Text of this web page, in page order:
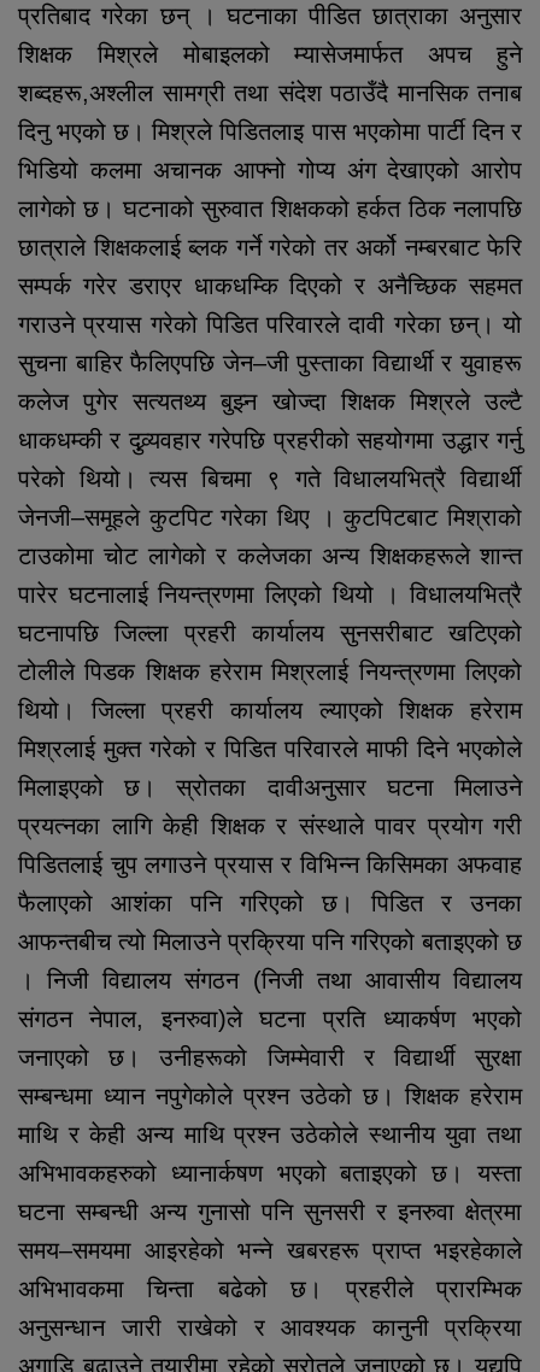
प्रतिबाद गरेका छन् । घटनाका पीडित छात्राका अनुसार
शिक्षक मिश्रले मोबाइलको म्यासेजमार्फत अपच हुने
शब्दहरू,अश्लील सामग्री तथा संदेश पठाउँदै मानसिक तनाब
दिनु भएको छ। मिश्रले पिडितलाइ पास भएकोमा पार्टी दिन र
भिडियो कलमा अचानक आफ्नो गोप्य अंग देखाएको आरोप
लागेको छ। घटनाको सुरुवात शिक्षकको हर्कत ठिक नलापछि
छात्राले शिक्षकलाई ब्लक गर्ने गरेको तर अर्को नम्बरबाट फेरि
सम्पर्क गरेर डराएर धाकधम्कि दिएको र अनैच्छिक सहमत
गराउने प्रयास गरेको पिडित परिवारले दावी गरेका छन्। यो
सुचना बाहिर फैलिएपछि जेन–जी पुस्ताका विद्यार्थी र युवाहरू
कलेज पुगेर सत्यतथ्य बुझ्न खोज्दा शिक्षक मिश्रले उल्टै
धाकधम्की र दुव्र्यवहार गरेपछि प्रहरीको सहयोगमा उद्धार गर्नु
परेको थियो। त्यस बिचमा ९ गते विधालयभित्रै विद्यार्थी
जेनजी–समूहले कुटपिट गरेका थिए । कुटपिटबाट मिश्राको
टाउकोमा चोट लागेको र कलेजका अन्य शिक्षकहरूले शान्त
पारेर घटनालाई नियन्त्रणमा लिएको थियो । विधालयभित्रै
घटनापछि जिल्ला प्रहरी कार्यालय सुनसरीबाट खटिएको
टोलीले पिडक शिक्षक हरेराम मिश्रलाई नियन्त्रणमा लिएको
थियो। जिल्ला प्रहरी कार्यालय ल्याएको शिक्षक हरेराम
मिश्रलाई मुक्त गरेको र पिडित परिवारले माफी दिने भएकोले
मिलाइएको छ। स्रोतका दावीअनुसार घटना मिलाउने
प्रयत्नका लागि केही शिक्षक र संस्थाले पावर प्रयोग गरी
पिडितलाई चुप लगाउने प्रयास र विभिन्न किसिमका अफवाह
फैलाएको आशंका पनि गरिएको छ। पिडित र उनका
आफन्तबीच त्यो मिलाउने प्रक्रिया पनि गरिएको बताइएको छ
। निजी विद्यालय संगठन (निजी तथा आवासीय विद्यालय
संगठन नेपाल, इनरुवा)ले घटना प्रति ध्याकर्षण भएको
जनाएको छ। उनीहरूको जिम्मेवारी र विद्यार्थी सुरक्षा
सम्बन्धमा ध्यान नपुगेकोले प्रश्न उठेको छ। शिक्षक हरेराम
माथि र केही अन्य माथि प्रश्न उठेकोले स्थानीय युवा तथा
अभिभावकहरुको ध्यानार्कषण भएको बताइएको छ। यस्ता
घटना सम्बन्धी अन्य गुनासो पनि सुनसरी र इनरुवा क्षेत्रमा
समय–समयमा आइरहेको भन्ने खबरहरू प्राप्त भइरहेकाले
अभिभावकमा चिन्ता बढेको छ। प्रहरीले प्रारम्भिक
अनुसन्धान जारी राखेको र आवश्यक कानुनी प्रक्रिया
अगाडि बढाउने तयारीमा रहेको स्रोतले जनाएको छ। यद्यपि